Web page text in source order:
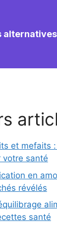
alternatives
et mefaits
votre santé
en
révélés
santé